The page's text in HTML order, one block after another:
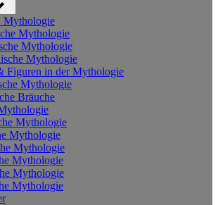
Mythologie
Mythologie
Mythologie
Mythologie
Figuren in der Mythologie
Mythologie
Bräuche
Mythologie
Mythologie
Mythologie
Mythologie
Mythologie
Mythologie